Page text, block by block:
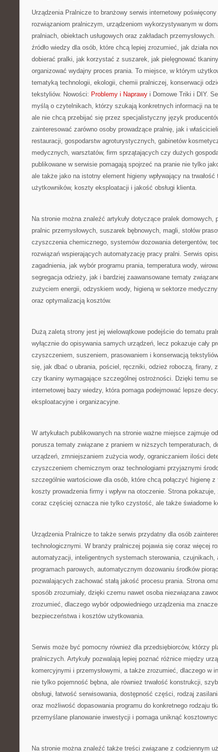
Urządzenia Pralnicze to branżowy serwis internetowy
rozwiązaniom pralniczym, urządzeniom wykorzystywanym w
pralniach, obiektach usługowych oraz zakładach
źródło wiedzy dla osób, które chcą lepiej zrozumieć, jak działa
dobierać pralki, jak korzystać z suszarek, jak pielęgnować
organizować wydajny proces prania. To miejsce, w którym
tematyką technologii, ekologii, chemii pralniczej, konserwacji
tekstyliów. Nowości: Problemy i Naprawy i Domowe Triki i DIY.
myślą o czytelnikach, którzy szukają konkretnych informacji na
ale nie chcą przebijać się przez specjalistyczny język
zainteresować zarówno osoby prowadzące pralnię, jak i
restauracji, gospodarstw agroturystycznych, gabinetów
medycznych, warsztatów, firm sprzątających czy dużych
publikowane w serwisie pomagają spojrzeć na pranie nie tylko
ale także jako na istotny element higieny wpływający na
użytkowników, koszty eksploatacji i jakość obsługi klienta.
Na stronie można znaleźć artykuły dotyczące pralek domowych,
pralnic przemysłowych, suszarek bębnowych, magli, stołów
czyszczenia chemicznego, systemów dozowania detergentów,
rozwiązań wspierających automatyzację pracy pralni. Serwis
zagadnienia, jak wybór programu prania, temperatura wody,
segregacja odzieży, jak i bardziej zaawansowane tematy
zużyciem energii, odzyskiem wody, higieną w sektorze
oraz optymalizacją kosztów.
Dużą zaletą strony jest jej wielowątkowe podejście do tematu
wyłącznie do opisywania samych urządzeń, lecz pokazuje cały
czyszczeniem, suszeniem, prasowaniem i konserwacją
się, jak dbać o ubrania, pościel, ręczniki, odzież roboczą, firany,
czy tkaniny wymagające szczególnej ostrożności. Dzięki temu
internetowej bazy wiedzy, która pomaga podejmować lepsze
eksploatacyjne i organizacyjne.
W artykułach publikowanych na stronie ważne miejsce zajmuje
porusza tematy związane z praniem w niższych temperaturach,
urządzeń, zmniejszaniem zużycia wody, ograniczaniem ilości
czyszczeniem chemicznym oraz technologiami przyjaznymi
szczególnie wartościowe dla osób, które chcą połączyć higienę
koszty prowadzenia firmy i wpływ na otoczenie. Strona
coraz częściej oznacza nie tylko czystość, ale także świadome
Urządzenia Pralnicze to także serwis przydatny dla osób
technologicznymi. W branży pralniczej pojawia się coraz więcej
automatyzacji, inteligentnych systemach sterowania, czujnikach,
programach parowych, automatycznym dozowaniu środków
pozwalających zachować stałą jakość procesu prania. Strona
sposób zrozumiały, dzięki czemu nawet osoba niezwiązana
zrozumieć, dlaczego wybór odpowiedniego urządzenia ma
bezpieczeństwa i kosztów użytkowania.
Serwis może być pomocny również dla przedsiębiorców, którzy
pralniczych. Artykuły pozwalają lepiej poznać różnice między
komercyjnymi i przemysłowymi, a także zrozumieć, dlaczego w
nie tylko pojemność bębna, ale również trwałość konstrukcji,
obsługi, łatwość serwisowania, dostępność części, rodzaj
oraz możliwość dopasowania programu do konkretnego rodzaju
przemyślane planowanie inwestycji i pomaga uniknąć
Na stronie można znaleźć także treści związane z codziennym